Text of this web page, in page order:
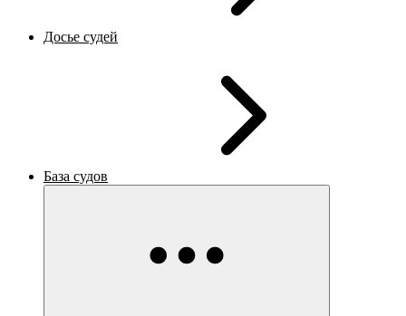
Досье судей
База судов